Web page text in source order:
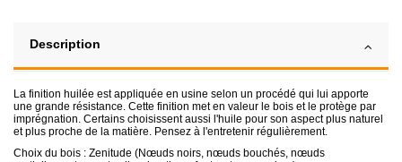
Description
La finition huilée est appliquée en usine selon un procédé qui lui apporte
une grande résistance. Cette finition met en valeur le bois et le protège par
imprégnation. Certains choisissent aussi l'huile pour son aspect plus naturel
et plus proche de la matière. Pensez à l'entretenir régulièrement.
Choix du bois : Zenitude (Nœuds noirs, nœuds bouchés, nœuds